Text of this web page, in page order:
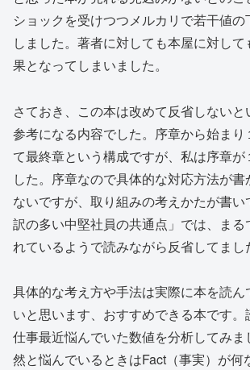
ショックを受けつつメルカリで若干値
しました。著者に対しても本屋に対し
果となってしまいました。
さておき、この本は改めて反省しない
参考になる内容でした。序章から始まり
て最終章という構成ですが、私は序章が
した。序章なので具体的な対応方法が
ないですが、取り組みの考えかたが書
訳の多い中堅社員の共通点」では、ま
れているようで読みながら反省してまし
具体的な考え方や手法は実際に本を読ん
いと思います、おすすめできる本です。
仕事最近悩んでいた数値を分析してみ
然と悩んでいるときはFact（事実）が何